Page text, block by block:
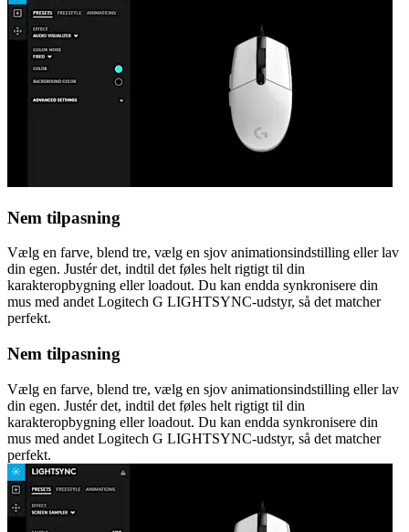
Nem tilpasning
Vælg en farve, blend tre, vælg en sjov animationsindstilling eller lav
din egen. Justér det, indtil det føles helt rigtigt til din
karakteropbygning eller loadout. Du kan endda synkronisere din
mus med andet Logitech G LIGHTSYNC-udstyr, så det matcher
perfekt.
Nem tilpasning
Vælg en farve, blend tre, vælg en sjov animationsindstilling eller lav
din egen. Justér det, indtil det føles helt rigtigt til din
karakteropbygning eller loadout. Du kan endda synkronisere din
mus med andet Logitech G LIGHTSYNC-udstyr, så det matcher
perfekt.